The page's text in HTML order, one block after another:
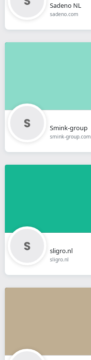
Sadeno NL
sadeno.com
Smink-group
smink-group.com
sligro.nl
sligro.nl